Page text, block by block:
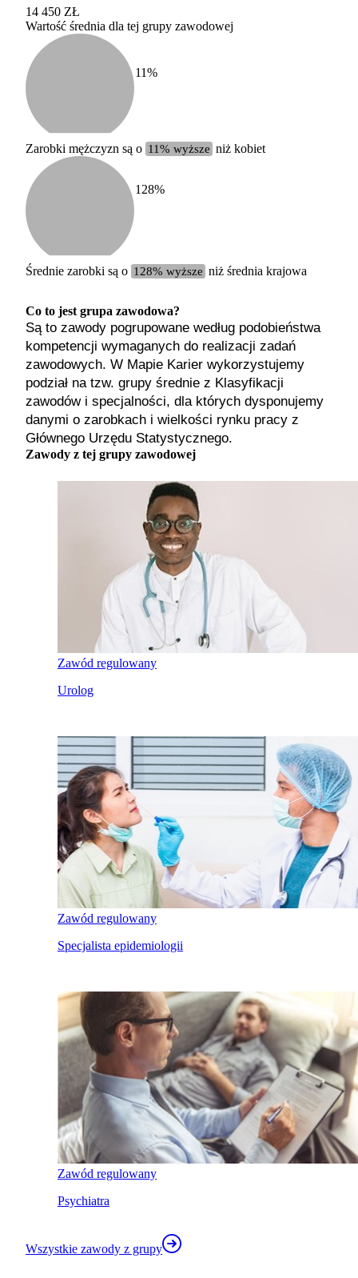
duży
100-200 tysięcy
średnie
14 450 ZŁ
Wartość średnia dla tej grupy zawodowej
11%
Zarobki mężczyzn są o 11% wyższe niż kobiet
128%
Średnie zarobki są o 128% wyższe niż średnia krajowa
Co to jest grupa zawodowa?
Są to zawody pogrupowane według podobieństwa
kompetencji wymaganych do realizacji zadań
zawodowych. W Mapie Karier wykorzystujemy
podział na tzw. grupy średnie z Klasyfikacji
zawodów i specjalności, dla których dysponujemy
danymi o zarobkach i wielkości rynku pracy z
Głównego Urzędu Statystycznego.
Zawody z tej grupy zawodowej
Zawód regulowany
Urolog
Zawód regulowany
Specjalista epidemiologii
Zawód regulowany
Psychiatra
Wszystkie zawody z grupy